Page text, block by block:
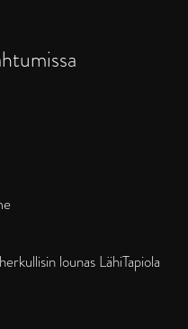
lounas LähiTapiola